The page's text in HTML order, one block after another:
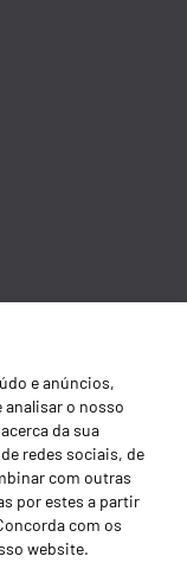
e anúncios,
o nosso
da sua
redes sociais, de
com outras
por estes a partir
com os
website.